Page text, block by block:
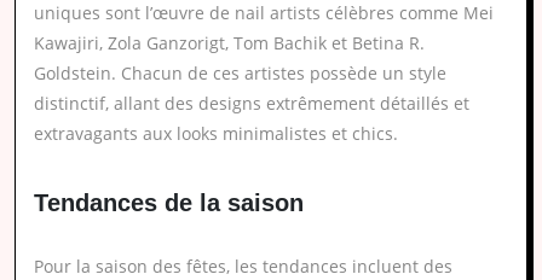
uniques sont l’œuvre de nail artists célèbres comme Mei
Kawajiri, Zola Ganzorigt, Tom Bachik et Betina R.
Goldstein. Chacun de ces artistes possède un style
distinctif, allant des designs extrêmement détaillés et
extravagants aux looks minimalistes et chics.
Tendances de la saison
Pour la saison des fêtes, les tendances incluent des